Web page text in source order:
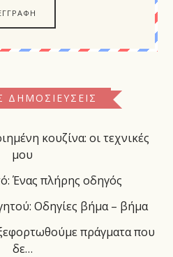
ΔΗΜΟΣΙΕΎΣΕΙΣ
κουζίνα: οι τεχνικές
μου
Ένας πλήρης οδηγός
Οδηγίες βήμα – βήμα
πράγματα που
δε…